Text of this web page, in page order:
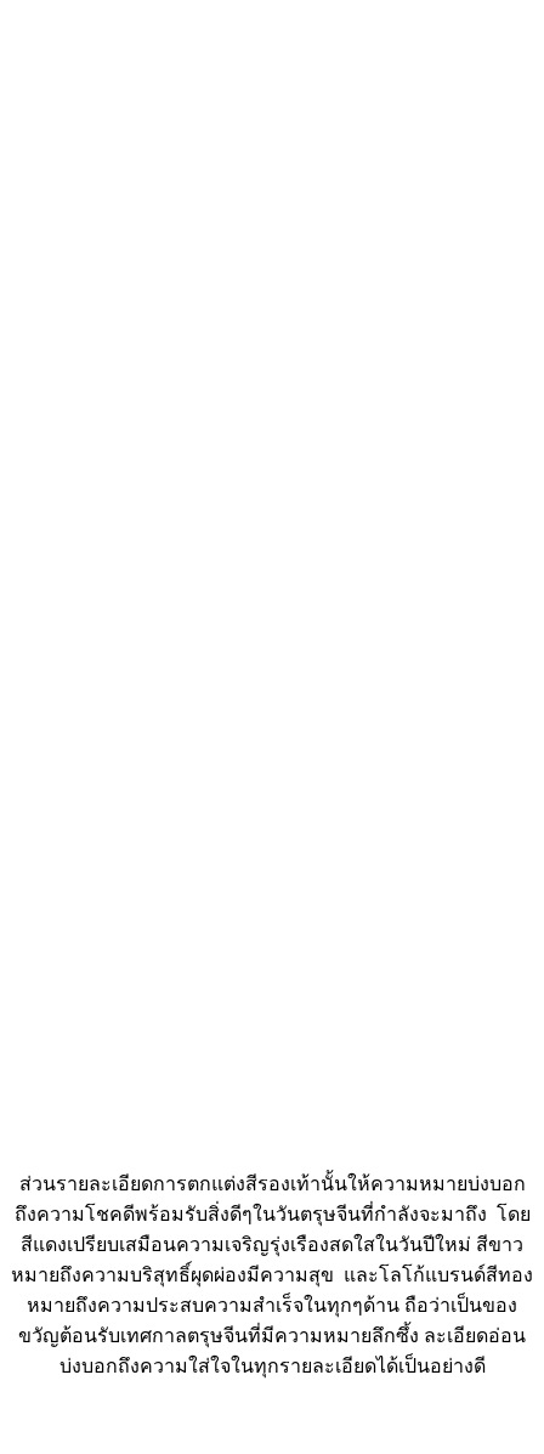
ส่วนรายละเอียดการตกแต่งสีรองเท้านั้นให้ความหมายบ่งบอก
ถึงความโชคดีพร้อมรับสิ่งดีๆในวันตรุษจีนที่กำลังจะมาถึง โดย
สีแดงเปรียบเสมือนความเจริญรุ่งเรืองสดใสในวันปีใหม่ สีขาว
หมายถึงความบริสุทธิ์ผุดผ่องมีความสุข และโลโก้แบรนด์สีทอง
หมายถึงความประสบความสำเร็จในทุกๆด้าน ถือว่าเป็นของ
ขวัญต้อนรับเทศกาลตรุษจีนที่มีความหมายลึกซึ้ง ละเอียดอ่อน
บ่งบอกถึงความใส่ใจในทุกรายละเอียดได้เป็นอย่างดี